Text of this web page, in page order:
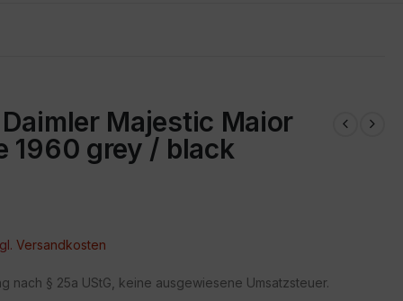
Daimler Majestic Maior
1960 grey / black
Versandkosten
nach § 25a UStG, keine ausgewiesene Umsatzsteuer.